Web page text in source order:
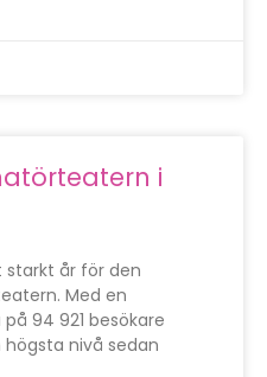
i
starkt år för den
Med en
94 921 besökare
nivå sedan